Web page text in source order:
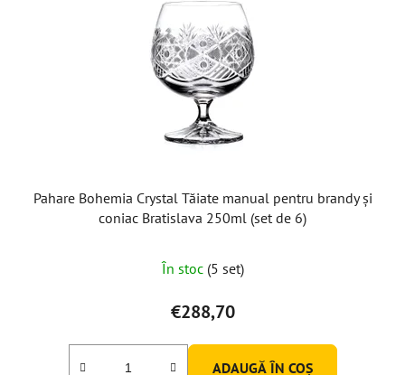
Pahare Bohemia Crystal Tăiate manual pentru brandy și
coniac Bratislava 250ml (set de 6)
În stoc (5 set)
€288,70
ADAUGĂ ÎN COŞ